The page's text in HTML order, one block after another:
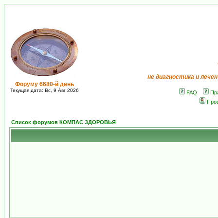
Форуму 6680-й день
Текущая дата: Вс, 9 Авг 2026
не диагностика и
FAQ
Список форумов КОМПАС ЗДОРОВЬЯ